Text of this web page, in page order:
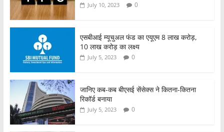
July 10, 2023 0
एसबीआई म्यूचुअल फंड का एयूएम 8 लाख करोड़,
10 लाख करोड़ का लक्ष्य
July 5, 2023 0
जानिए कब-कब बीएसई सेंसेक्स ने कितना-कितना
रिकॉर्ड बनाया
July 5, 2023 0